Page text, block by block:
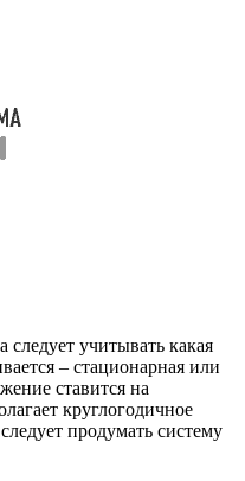
следует учитывать какая
– стационарная или
ставится на
круглогодичное
продумать систему